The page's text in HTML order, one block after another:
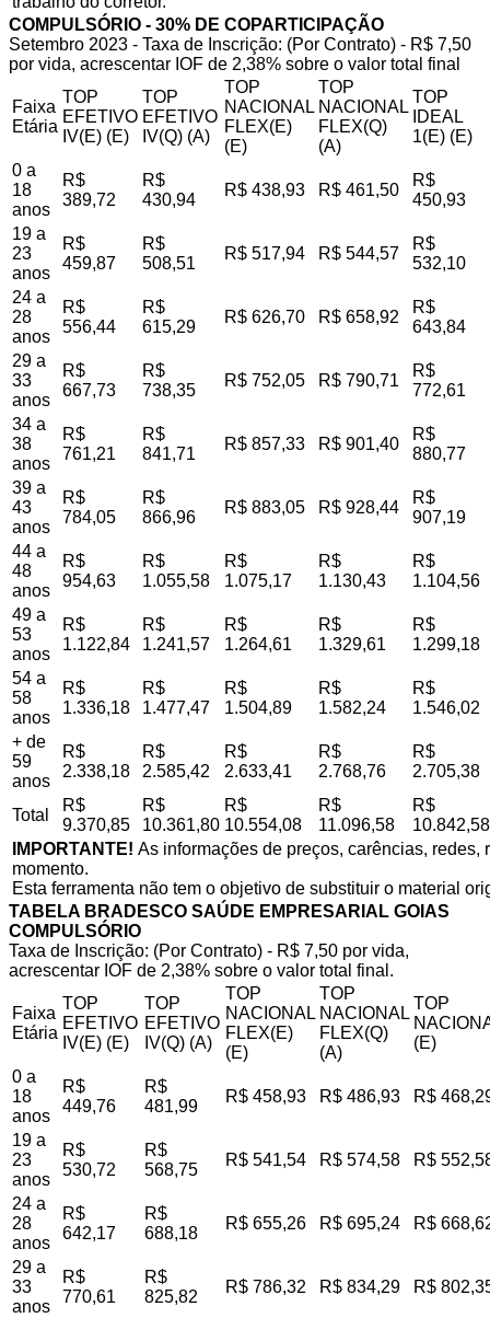
COMPULSÓRIO - 30% DE COPARTICIPAÇÃO
Setembro 2023 - Taxa de Inscrição: (Por Contrato) - R$ 7,50
por vida, acrescentar IOF de 2,38% sobre o valor total final
Faixa
Etária
TOP
EFETIVO
IV(E) (E)
TOP
EFETIVO
IV(Q) (A)
TOP
NACIONAL
FLEX(E)
(E)
TOP
NACIONAL
FLEX(Q)
(A)
TOP
IDEAL
1(E) (E)
0 a
18
anos
R$
389,72
R$
430,94
R$ 438,93 R$ 461,50
R$
450,93
19 a
23
anos
R$
459,87
R$
508,51
R$ 517,94 R$ 544,57
R$
532,10
24 a
28
anos
R$
556,44
R$
615,29
R$ 626,70 R$ 658,92
R$
643,84
29 a
33
anos
R$
667,73
R$
738,35
R$ 752,05 R$ 790,71
R$
772,61
34 a
38
anos
R$
761,21
R$
841,71
R$ 857,33 R$ 901,40
R$
880,77
39 a
43
anos
R$
784,05
R$
866,96
R$ 883,05 R$ 928,44
R$
907,19
44 a
48
anos
R$
954,63
R$
1.055,58
R$
1.075,17
R$
1.130,43
R$
1.104,56
49 a
53
anos
R$
1.122,84
R$
1.241,57
R$
1.264,61
R$
1.329,61
R$
1.299,18
54 a
58
anos
R$
1.336,18
R$
1.477,47
R$
1.504,89
R$
1.582,24
R$
1.546,02
+ de
59
anos
R$
2.338,18
R$
2.585,42
R$
2.633,41
R$
2.768,76
R$
2.705,38
Total
R$
9.370,85
R$
10.361,80
R$
10.554,08
R$
11.096,58
R$
10.842,58
IMPORTANTE! As informações de preços, carências,
momento.
Esta ferramenta não tem o objetivo de substituir o material
TABELA BRADESCO SAÚDE EMPRESARIAL GOIAS
COMPULSÓRIO
Taxa de Inscrição: (Por Contrato) - R$ 7,50 por vida,
acrescentar IOF de 2,38% sobre o valor total final.
Faixa
Etária
TOP
EFETIVO
IV(E) (E)
TOP
EFETIVO
IV(Q) (A)
TOP
NACIONAL
FLEX(E)
(E)
TOP
NACIONAL
FLEX(Q)
(A)
TOP
(E)
0 a
18
anos
R$
449,76
R$
481,99
R$ 458,93 R$ 486,93 R$
19 a
23
anos
R$
530,72
R$
568,75
R$ 541,54 R$ 574,58 R$
24 a
28
anos
R$
642,17
R$
688,18
R$ 655,26 R$ 695,24 R$
29 a
33
anos
R$
770,61
R$
825,82
R$ 786,32 R$ 834,29 R$